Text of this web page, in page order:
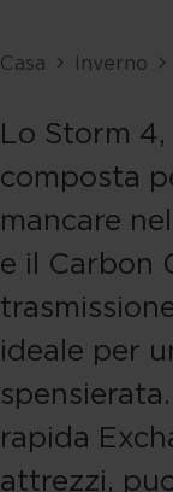
Casa Inverno
Lo Storm
composta
mancare
e il Carbon
ideale per
rapida
attrezzi,